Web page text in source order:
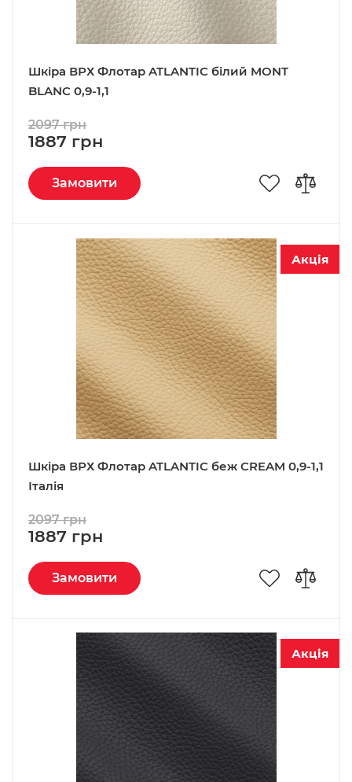
Шкіра ВРХ Флотар ATLANTIC білий MONT
BLANC 0,9-1,1
1887 грн
2097 грн
Замовити
Акція
Шкіра ВРХ Флотар ATLANTIC беж CREAM 0,9-1,1
Італія
1887 грн
2097 грн
Замовити
Акція